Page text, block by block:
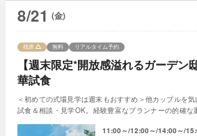
8/21 (金)
【週末限定*開放感溢れるガーデン
華試食
残席 無料 リアルタイム予約
＜初めての式場見学は週末もおすすめ＞他カップルを
試食＆相談・見学OK。経験豊富なプランナーの的確な
11:00～ 12:00～ 14:00～